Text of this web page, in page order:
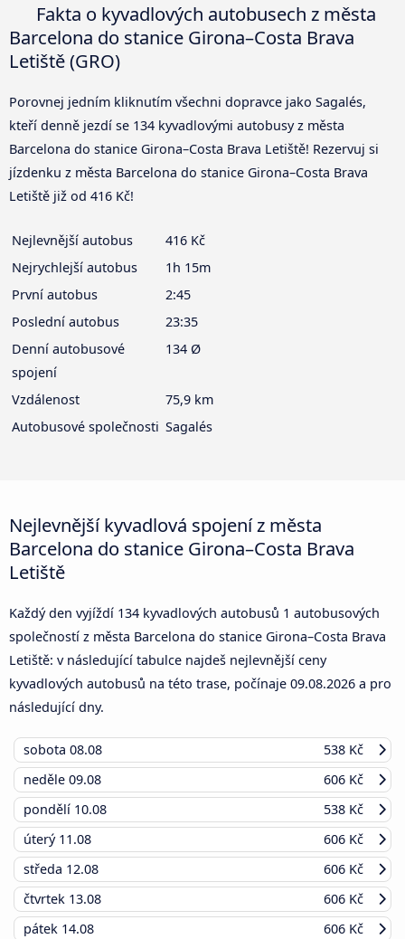
Fakta o kyvadlových autobusech z města
Barcelona do stanice Girona–Costa Brava
Letiště (GRO)
Porovnej jedním kliknutím všechni dopravce jako Sagalés,
kteří denně jezdí se 134 kyvadlovými autobusy z města
Barcelona do stanice Girona–Costa Brava Letiště! Rezervuj si
jízdenku z města Barcelona do stanice Girona–Costa Brava
Letiště již od 416 Kč!
Nejlevnější autobus
416 Kč
Nejrychlejší autobus
1h 15m
První autobus
2:45
Poslední autobus
23:35
Denní autobusové
spojení
134 Ø
Vzdálenost
75,9 km
Autobusové společnosti Sagalés
Nejlevnější kyvadlová spojení z města
Barcelona do stanice Girona–Costa Brava
Letiště
Každý den vyjíždí 134 kyvadlových autobusů 1 autobusových
společností z města Barcelona do stanice Girona–Costa Brava
Letiště: v následující tabulce najdeš nejlevnější ceny
kyvadlových autobusů na této trase, počínaje 09.08.2026 a pro
následující dny.
sobota 08.08
538 Kč
neděle 09.08
606 Kč
pondělí 10.08
538 Kč
úterý 11.08
606 Kč
středa 12.08
606 Kč
čtvrtek 13.08
606 Kč
pátek 14.08 606 Kč